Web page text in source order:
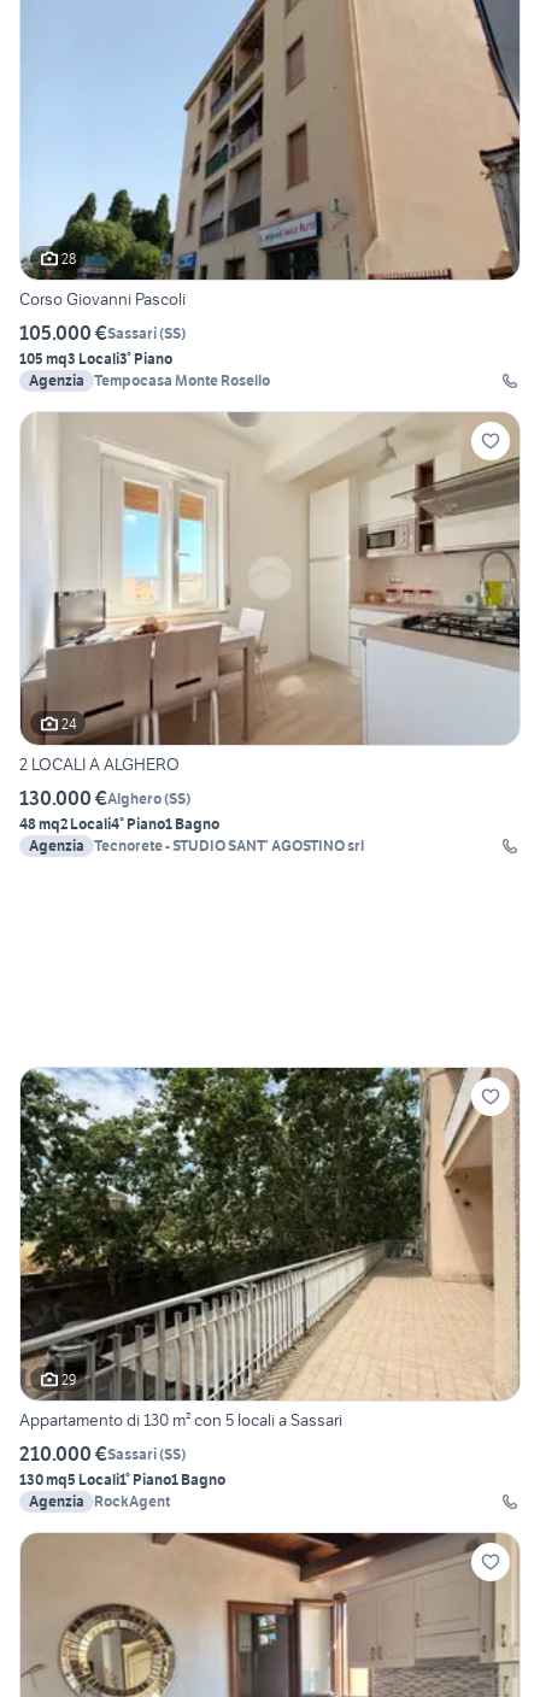
28
Corso Giovanni Pascoli
105.000 €Sassari(SS)
105 mq3 Locali3° Piano
Agenzia Tempocasa Monte Rosello
24
2 LOCALI A ALGHERO
130.000 €Alghero(SS)
48 mq2 Locali4° Piano1 Bagno
Agenzia Tecnorete - STUDIO SANT’ AGOSTINO srl
29
Appartamento di 130 m² con 5 locali a Sassari
210.000 €Sassari(SS)
130 mq5 Locali1° Piano1 Bagno
Agenzia
RockAgent